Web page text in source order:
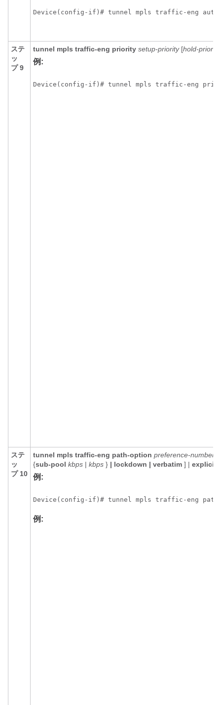
Device(config-if)# tunnel mpls traffic-eng
ステ
ッ
プ 9
tunnel mpls traffic-eng priority setup-priority [hold-priority
例:
Device(config-if)# tunnel mpls traffic-eng
ステ
ッ
プ 10
tunnel mpls traffic-eng path-option preference-number
{sub-pool kbps | kbps } | lockdown | verbatim ] | explicit
例:
Device(config-if)# tunnel mpls traffic-eng
例: